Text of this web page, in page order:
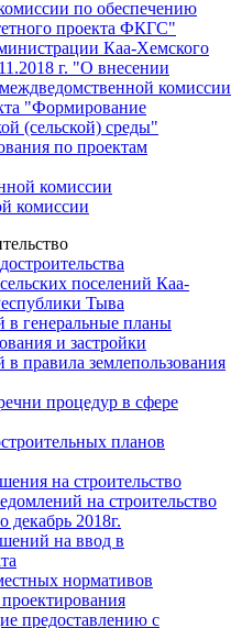
по обеспечению
проекта ФКГС"
Каа-Хемского
г. "О внесении
комиссии
"Формирование
(сельской) среды"
по проектам
комиссии
комиссии
поселений Каа-
Тыва
в генеральные планы
и застройки
правила землепользования
процедур в сфере
планов
на строительство
на строительство
декабрь 2018г.
на ввод в
нормативов
предоставлению с